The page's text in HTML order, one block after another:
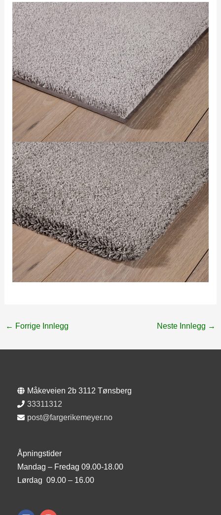
← Forrige Innlegg Neste Innlegg →
Måkeveien 2b 3112 Tønsberg
33311312
post@fargerikemeyer.no
Åpningstider
Mandag – Fredag 09.00-18.00
Lørdag 09.00 – 16.00